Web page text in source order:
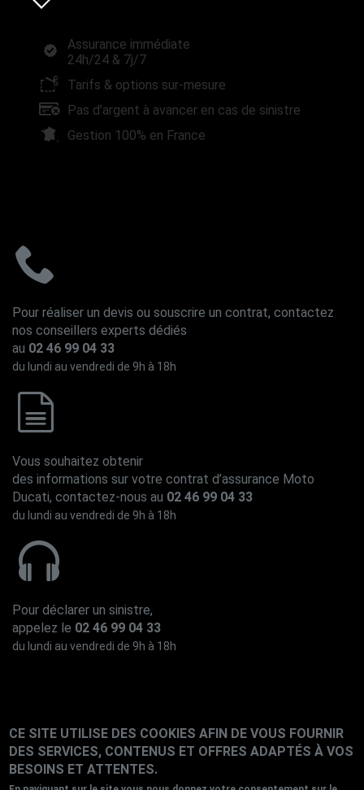
Assurance immédiate
24h/24 & 7j/7
Tarifs & options sur-mesure
Pas d’argent à avancer en cas de sinistre
Gestion 100% en France
Pour réaliser un devis ou souscrire un contrat, contactez
nos conseillers experts dédiés
au 02 46 99 04 33
du lundi au vendredi de 9h à 18h
Vous souhaitez obtenir
des informations sur votre contrat d’assurance Moto
Ducati, contactez-nous au 02 46 99 04 33
du lundi au vendredi de 9h à 18h
Pour déclarer un sinistre,
appelez le 02 46 99 04 33
du lundi au vendredi de 9h à 18h
Gestion des cookies
Mentions Légales
Politique des données personnelles
Réclamations
CE SITE UTILISE DES COOKIES AFIN DE VOUS FOURNIR
DES SERVICES, CONTENUS ET OFFRES ADAPTÉS À VOS
BESOINS ET ATTENTES.